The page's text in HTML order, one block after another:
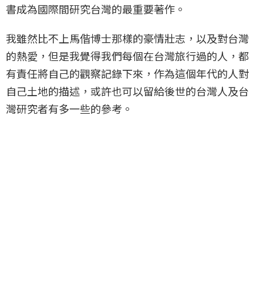
書成為國際間研究台灣的最重要著作。
我雖然比不上馬偕博士那樣的豪情壯志，以及對台灣
的熱愛，但是我覺得我們每個在台灣旅行過的人，都
有責任將自己的觀察記錄下來，作為這個年代的人對
自己土地的描述，或許也可以留給後世的台灣人及台
灣研究者有多一些的參考。